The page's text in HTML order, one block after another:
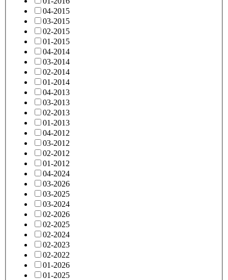
04-2015
03-2015
02-2015
01-2015
04-2014
03-2014
02-2014
01-2014
04-2013
03-2013
02-2013
01-2013
04-2012
03-2012
02-2012
01-2012
04-2024
03-2026
03-2025
03-2024
02-2026
02-2025
02-2024
02-2023
02-2022
01-2026
01-2025